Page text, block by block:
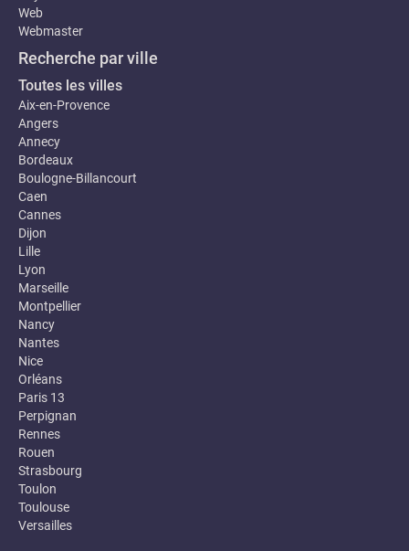
Web
Webmaster
Recherche par ville
Toutes les villes
Aix-en-Provence
Angers
Annecy
Bordeaux
Boulogne-Billancourt
Caen
Cannes
Dijon
Lille
Lyon
Marseille
Montpellier
Nancy
Nantes
Nice
Orléans
Paris 13
Perpignan
Rennes
Rouen
Strasbourg
Toulon
Toulouse
Versailles